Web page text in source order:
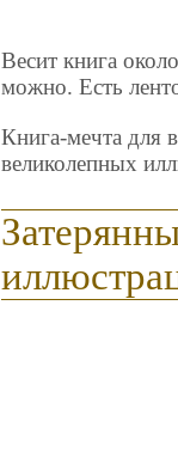
Весит книга
можно. Есть
Книга-мечта для
великолепных